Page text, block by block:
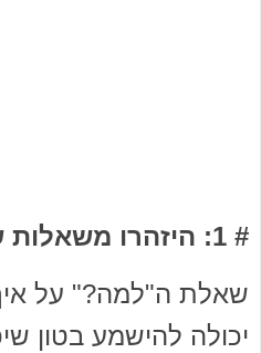
# 1: היזהרו משאלות של "למה?"
שאלת ה"למה?" על
יכולה להישמע בטון